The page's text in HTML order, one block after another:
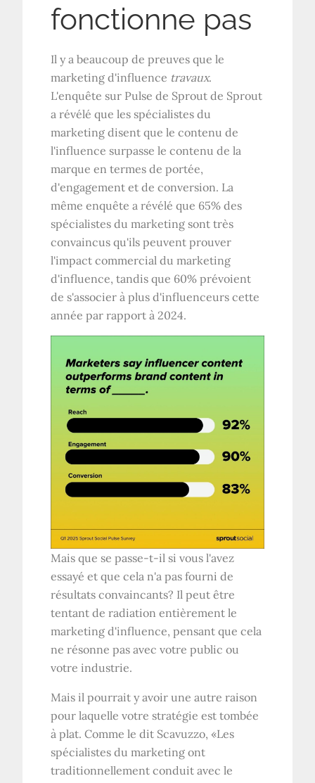
fonctionne pas
Il y a beaucoup de preuves que le
marketing d'influence travaux.
L'enquête sur Pulse de Sprout de Sprout
a révélé que les spécialistes du
marketing disent que le contenu de
l'influence surpasse le contenu de la
marque en termes de portée,
d'engagement et de conversion. La
même enquête a révélé que 65% des
spécialistes du marketing sont très
convaincus qu'ils peuvent prouver
l'impact commercial du marketing
d'influence, tandis que 60% prévoient
de s'associer à plus d'influenceurs cette
année par rapport à 2024.
Mais que se passe-t-il si vous l'avez
essayé et que cela n'a pas fourni de
résultats convaincants? Il peut être
tentant de radiation entièrement le
marketing d'influence, pensant que cela
ne résonne pas avec votre public ou
votre industrie.
Mais il pourrait y avoir une autre raison
pour laquelle votre stratégie est tombée
à plat. Comme le dit Scavuzzo, «Les
spécialistes du marketing ont
traditionnellement conduit avec le